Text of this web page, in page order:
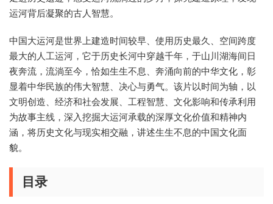
运河背后凝聚的古人智慧。
中国大运河是世界上建造时间较早、使用历史最久、空间跨度
最大的人工运河，它于历史长河中穿越千年，于山川湖海间日
夜奔流，流淌至今，恰如生生不息、奔涌向前的中华文化，彰
显着中华民族的伟大智慧、决心与勇气。该片以时间为轴，以
文明创造、经济和社会发展、工程智慧、文化影响和传承利用
为故事主线，深入挖掘大运河承载的深厚文化价值和精神内
涵，将历史文化与现实相交融，讲述生生不息的中国文化面
貌。
目录